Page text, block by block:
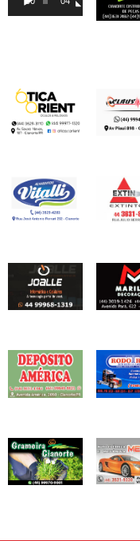
vídeo